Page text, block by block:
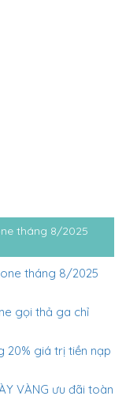
tháng 8/2025
tháng 8/2025
gọi thả ga chỉ
20% giá trị tiền nạp
VÀNG ưu đãi toàn